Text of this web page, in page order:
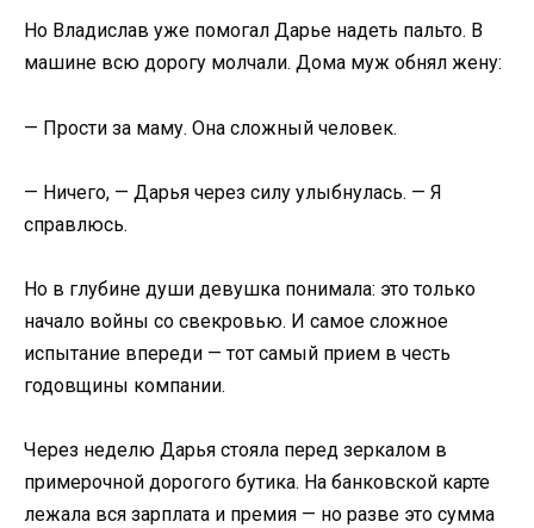
Но Владислав уже помогал Дарье надеть пальто. В
машине всю дорогу молчали. Дома муж обнял жену:
— Прости за маму. Она сложный человек.
— Ничего, — Дарья через силу улыбнулась. — Я
справлюсь.
Но в глубине души девушка понимала: это только
начало войны со свекровью. И самое сложное
испытание впереди — тот самый прием в честь
годовщины компании.
Через неделю Дарья стояла перед зеркалом в
примерочной дорогого бутика. На банковской карте
лежала вся зарплата и премия — но разве это сумма